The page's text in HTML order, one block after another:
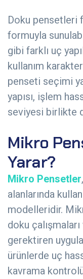
Doku pensetleri
formuyla
gibi farklı uç
kullanım
penseti seçimi
yapısı, işlem
seviyesi birlikte
Mikro
Yarar?
Mikro Pensetler
alanlarında
modelleridir.
doku
gerektiren
ürünlerde uç
kavrama